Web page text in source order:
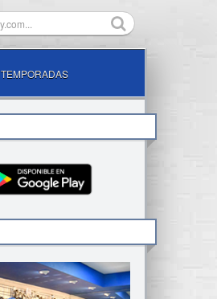
TEMPORADAS